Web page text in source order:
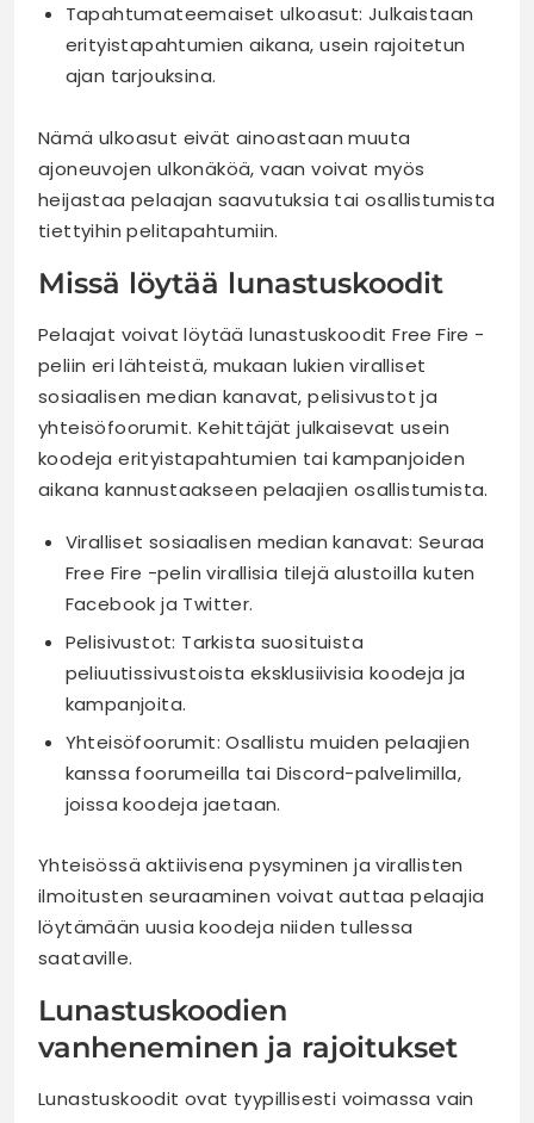
Tapahtumateemaiset ulkoasut: Julkaistaan
erityistapahtumien aikana, usein rajoitetun
ajan tarjouksina.
Nämä ulkoasut eivät ainoastaan muuta
ajoneuvojen ulkonäköä, vaan voivat myös
heijastaa pelaajan saavutuksia tai osallistumista
tiettyihin pelitapahtumiin.
Missä löytää lunastuskoodit
Pelaajat voivat löytää lunastuskoodit Free Fire -
peliin eri lähteistä, mukaan lukien viralliset
sosiaalisen median kanavat, pelisivustot ja
yhteisöfoorumit. Kehittäjät julkaisevat usein
koodeja erityistapahtumien tai kampanjoiden
aikana kannustaakseen pelaajien osallistumista.
Viralliset sosiaalisen median kanavat: Seuraa
Free Fire -pelin virallisia tilejä alustoilla kuten
Facebook ja Twitter.
Pelisivustot: Tarkista suosituista
peliuutissivustoista eksklusiivisia koodeja ja
kampanjoita.
Yhteisöfoorumit: Osallistu muiden pelaajien
kanssa foorumeilla tai Discord-palvelimilla,
joissa koodeja jaetaan.
Yhteisössä aktiivisena pysyminen ja virallisten
ilmoitusten seuraaminen voivat auttaa pelaajia
löytämään uusia koodeja niiden tullessa
saataville.
Lunastuskoodien
vanheneminen ja rajoitukset
Lunastuskoodit ovat tyypillisesti voimassa vain